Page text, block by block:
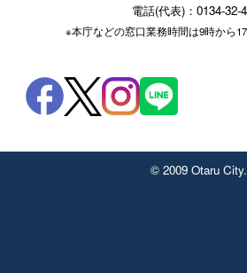
電話(代表)：0134-32-
※本庁などの窓口業務時間は9時から17
© 2009 Otaru City.